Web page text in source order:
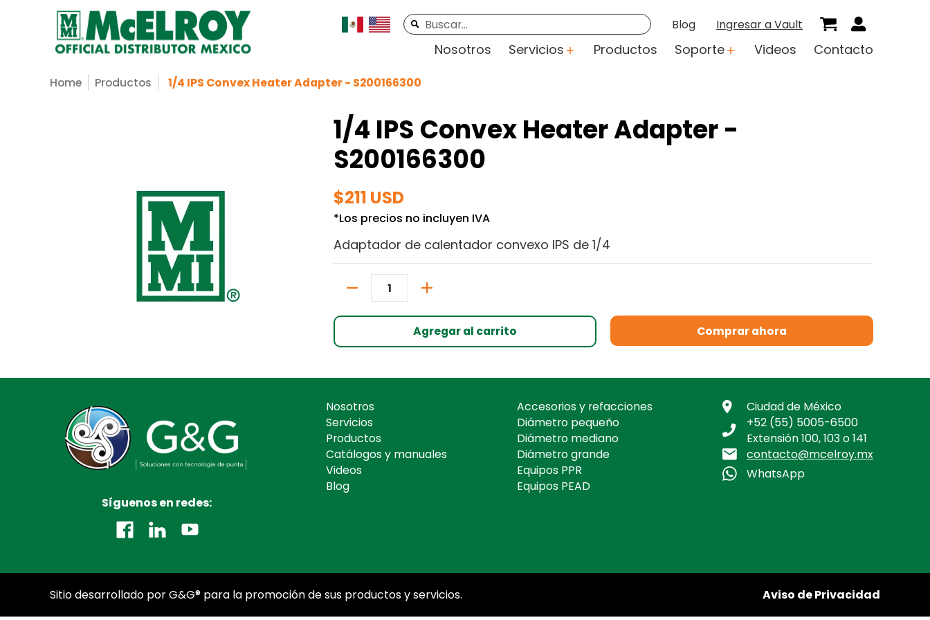
Saltar al contenido principal
Nosotros Servicios Productos
Buscar... Blog Ingresar a Vault
Nosotros Servicios Productos Soporte Videos Contacto
Home Productos 1/4 IPS Convex Heater Adapter - S200166300
1/4 IPS Convex Heater Adapter -
S200166300
$211 USD
*Los precios no incluyen IVA
Adaptador de calentador convexo IPS de 1/4
Agregar al carrito Comprar ahora
Síguenos en redes:
Nosotros
Servicios
Productos
Catálogos y manuales
Videos
Blog
Accesorios y refacciones
Diámetro pequeño
Diámetro mediano
Diámetro grande
Equipos PPR
Equipos PEAD
Ciudad de México
+52 (55) 5005-6500
Extensión 100, 103 o 141
contacto@mcelroy.mx
WhatsApp
Sitio desarrollado por G&G® para la promoción de sus productos y servicios. Aviso de Privacidad